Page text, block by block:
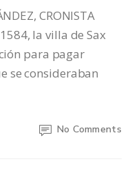
CRONISTA
1584, la villa de Sax
para pagar
se consideraban
No Comments